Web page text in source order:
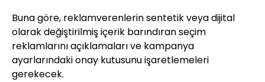
Buna göre, reklamverenlerin sentetik veya dijital
olarak değiştirilmiş içerik barındıran seçim
reklamlarını açıklamaları ve kampanya
ayarlarındaki onay kutusunu işaretlemeleri
gerekecek.